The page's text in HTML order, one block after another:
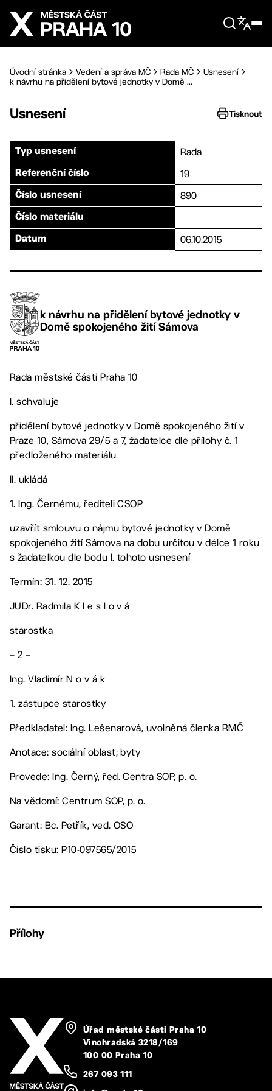
Přejít na hlavní obsah
Úvodní stránka Vedení a správa MČ Rada MČ
Usnesení
k návrhu na přidělení bytové jednotky v Domě ...
Usnesení Tisknout
Typ usnesení Rada
Referenční číslo 19
Číslo usnesení 890
Číslo materiálu
Datum 06.10.2015
k návrhu na přidělení bytové jednotky v
Domě spokojeného žití Sámova
Rada městské části Praha 10
I. schvaluje
přidělení bytové jednotky v Domě spokojeného žití v
Praze 10, Sámova 29/5 a 7, žadatelce dle přílohy č. 1
předloženého materiálu
II. ukládá
1. Ing. Černému, řediteli CSOP
uzavřít smlouvu o nájmu bytové jednotky v Domě
spokojeného žití Sámova na dobu určitou v délce 1 roku
s žadatelkou dle bodu I. tohoto usnesení
Termín: 31. 12. 2015
JUDr. Radmila K l e s l o v á
starostka
– 2 –
Ing. Vladimír N o v á k
1. zástupce starostky
Předkladatel: Ing. Lešenarová, uvolněná členka RMČ
Anotace: sociální oblast; byty
Provede: Ing. Černý, řed. Centra SOP, p. o.
Na vědomí: Centrum SOP, p. o.
Garant: Bc. Petřík, ved. OSO
Číslo tisku: P10-097565/2015
Přílohy
Úřad městské části Praha 10
Vinohradská 3218/169
100 00 Praha 10
267 093 111